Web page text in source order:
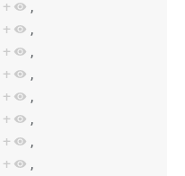
+
,
+
,
+
,
+
,
+
,
+
,
+
,
+
,